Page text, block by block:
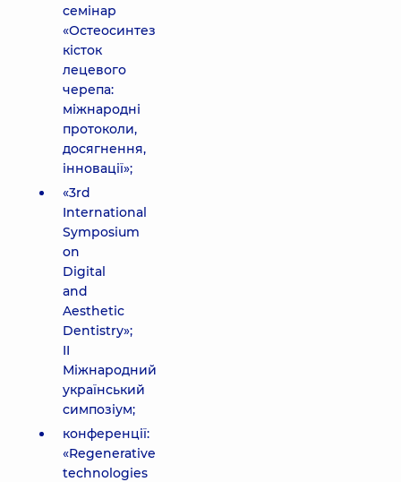
семінар
«Остеосинтез
кісток
лецевого
черепа:
міжнародні
протоколи,
досягнення,
інновації»;
«3rd
International
Symposium
on
Digital
and
Aesthetic
Dentistrу»;
II
Міжнародний
український
симпозіум;
конференції:
«Regenerative
technologies